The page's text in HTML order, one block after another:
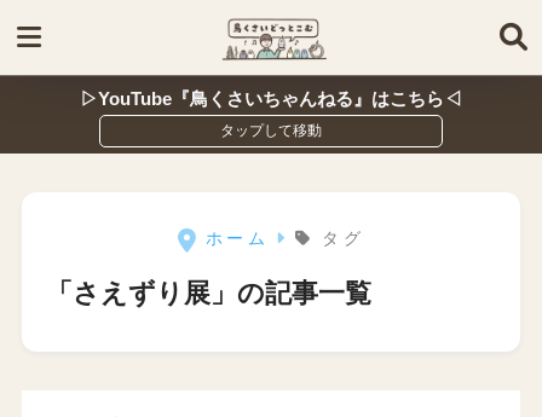
▷YouTube『鳥くさいちゃんねる』はこちら◁
ホーム タグ
「さえずり展」の記事一覧